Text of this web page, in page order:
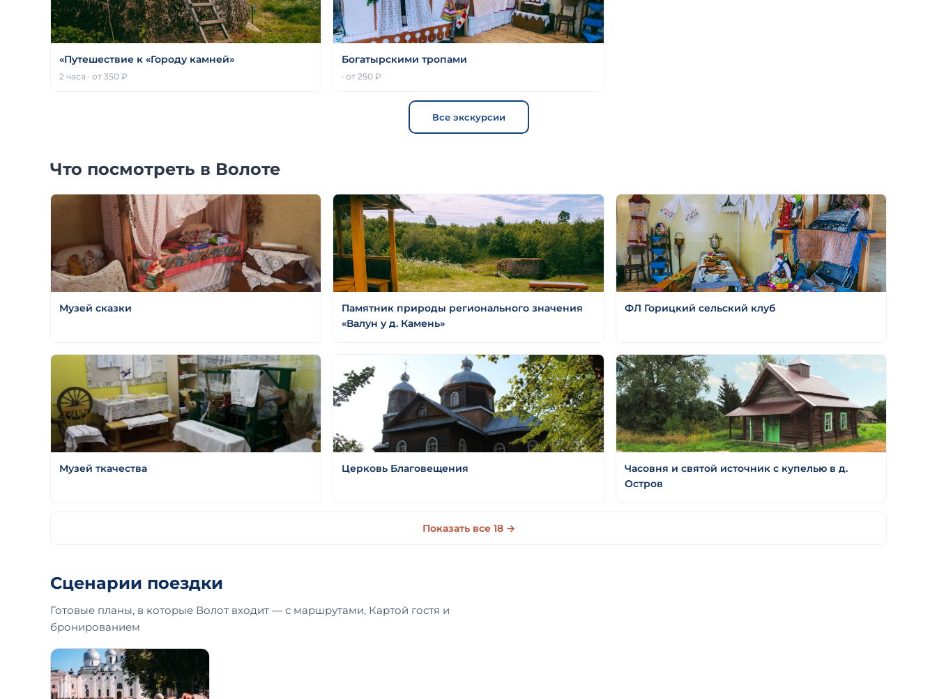
«Путешествие к «Городу камней»
2 часа · от 350 ₽
Богатырскими тропами
· от 250 ₽
Все экскурсии
Что посмотреть в Волоте
Музей сказки
Памятник природы регионального значения
«Валун у д. Камень»
ФЛ Горицкий сельский клуб
Музей ткачества Церковь Благовещения
Часовня и святой источник с купелью в д.
Остров
Показать все 18 →
Сценарии поездки
Готовые планы, в которые Волот входит — с маршрутами, Картой гостя и
бронированием